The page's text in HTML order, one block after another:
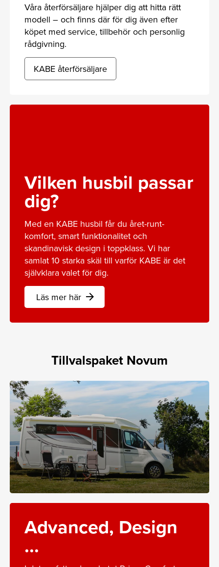
Våra återförsäljare hjälper dig att hitta rätt
modell – och finns där för dig även efter
köpet med service, tillbehör och personlig
rådgivning.
KABE återförsäljare
Vilken husbil passar
dig?
Med en KABE husbil får du året-runt-
komfort, smart funktionalitet och
skandinavisk design i toppklass. Vi har
samlat 10 starka skäl till varför KABE är det
självklara valet för dig.
Läs mer här arrow_forward
Tillvalspaket Novum
Advanced, Design
...